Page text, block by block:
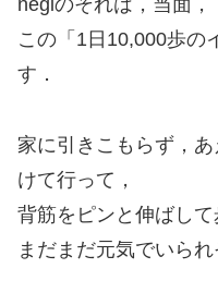
negiのそれは，当面，
この「1日10,000歩の
す．
家に引きこもらず，
けて行って，
背筋をピンと伸ばして
まだまだ元気でいら